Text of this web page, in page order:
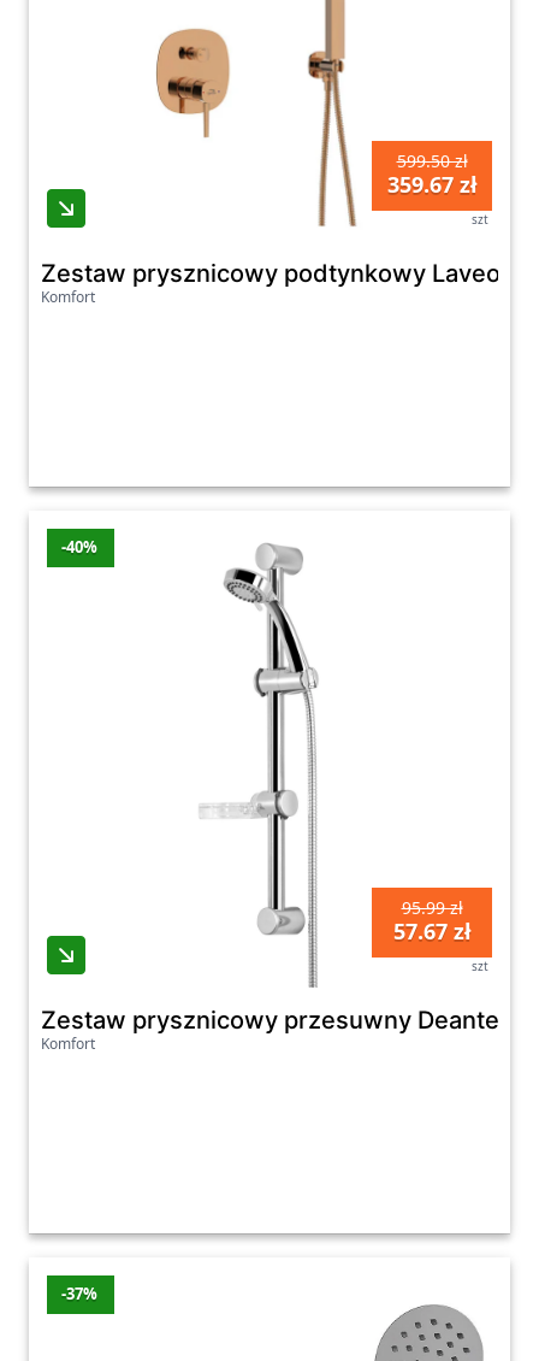
599.50 zł
359.67 zł
szt
Zestaw prysznicowy podtynkowy Laveo
Komfort
-40%
95.99 zł
57.67 zł
szt
Zestaw prysznicowy przesuwny Deante
Komfort
-37%